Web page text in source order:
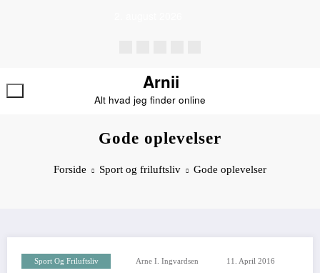
Arnii
Alt hvad jeg finder online
Gode oplevelser
Forside Sport og friluftsliv Gode oplevelser
Sport Og Friluftsliv Arne I. Ingvardsen 11. April 2016